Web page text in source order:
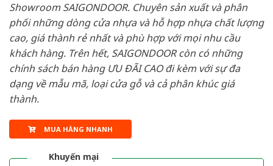
Showroom SAIGONDOOR. Chuyên sản xuất và phân
phối những dòng cửa nhựa và hỗ hợp nhựa chất lượng
cao, giá thành rẻ nhất và phù hợp với mọi nhu cầu
khách hàng. Trên hết, SAIGONDOOR còn có những
chính sách bán hàng ƯU ĐÃI CAO đi kèm với sự đa
dạng về mẫu mã, loại cửa gỗ và cả phân khúc giá
thành.
MUA HÀNG NHANH
Khuyến mại